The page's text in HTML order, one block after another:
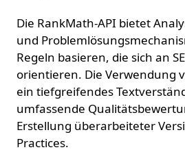
Die RankMath-API bietet
und
Regeln basieren, die sich an
orientieren. Die Verwendung
ein tiefgreifendes
umfassende
Erstellung überarbeiteter
Practices.